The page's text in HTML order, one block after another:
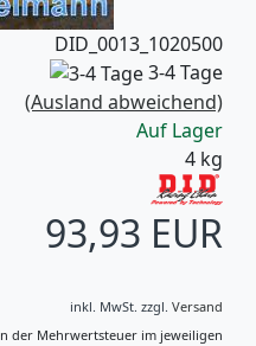
DID_0013_1020500
3-4 Tage
(Ausland abweichend)
Auf Lager
4 kg
93,93 EUR
inkl. MwSt. zzgl. Versand
der Mehrwertsteuer im jeweiligen